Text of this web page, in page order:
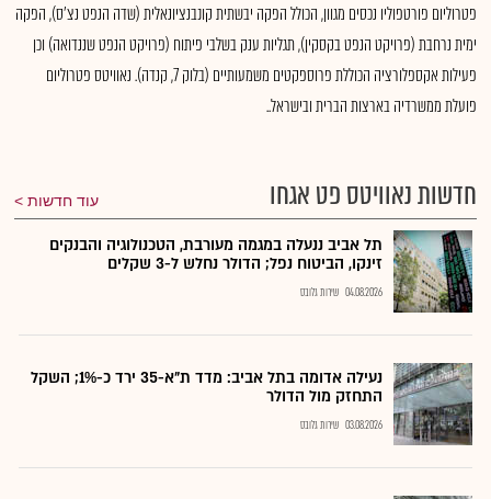
פטרוליום פורטפוליו נכסים מגוון, הכולל הפקה יבשתית קונבנציונאלית (שדה הנפט נצ'ס), הפקה
ימית נרחבת (פרויקט הנפט בקסקין), תגליות ענק בשלבי פיתוח (פרויקט הנפט שננדואה) וכן
פעילות אקספלורציה הכוללת פרוספקטים משמעותיים (בלוק 7, קנדה). נאוויטס פטרוליום
פועלת ממשרדיה בארצות הברית ובישראל..
חדשות נאוויטס פט אגחו עוד חדשות
תל אביב ננעלה במגמה מעורבת, הטכנולוגיה והבנקים
זינקו, הביטוח נפל; הדולר נחלש ל-3 שקלים
04.08.2026 שירות גלובס
נעילה אדומה בתל אביב: מדד ת"א-35 ירד כ-1%; השקל
התחזק מול הדולר
03.08.2026 שירות גלובס